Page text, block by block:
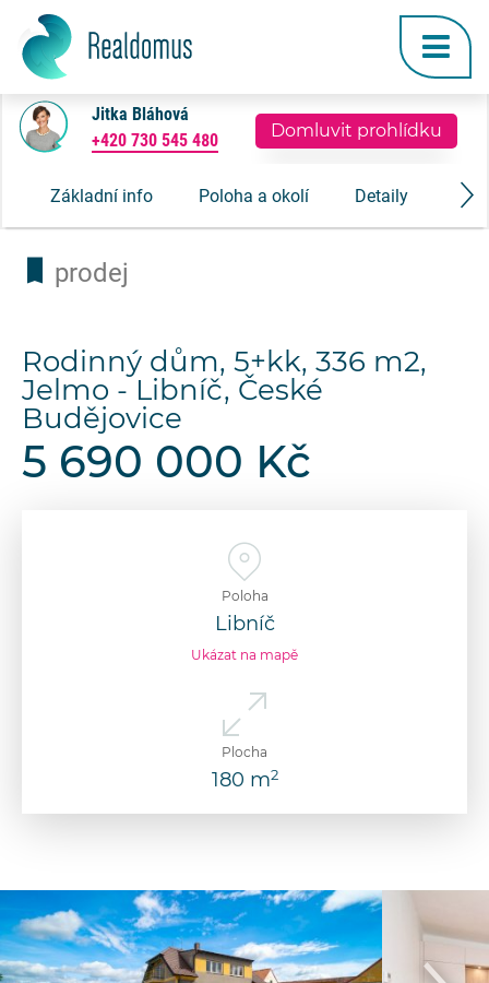
Základní info Poloha a okolí Detaily
Jitka Bláhová
+420 730 545 480
Domluvit prohlídku
prodej
Rodinný dům, 5+kk, 336 m2,
Jelmo - Libníč, České
Budějovice
5 690 000 Kč
Poloha
Libníč
Ukázat na mapě
Plocha
180 m2